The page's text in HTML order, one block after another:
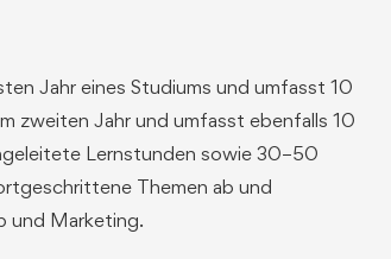
Jahr eines Studiums und umfasst 10
zweiten Jahr und umfasst ebenfalls 10
Lernstunden sowie 30–50
Themen ab und
und Marketing.